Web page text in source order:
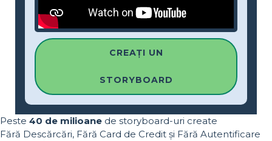
CREAȚI UN
STORYBOARD
Peste 40 de milioane de storyboard-uri create
Fără Descărcări, Fără Card de Credit și Fără Autentificare